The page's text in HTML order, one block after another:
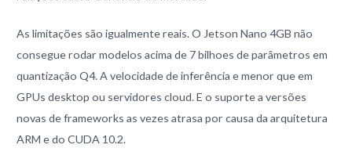
As limitações são igualmente reais. O Jetson Nano 4GB não
consegue rodar modelos acima de 7 bilhoes de parâmetros em
quantização Q4. A velocidade de inferência e menor que em
GPUs desktop ou servidores cloud. E o suporte a versões
novas de frameworks as vezes atrasa por causa da arquitetura
ARM e do CUDA 10.2.